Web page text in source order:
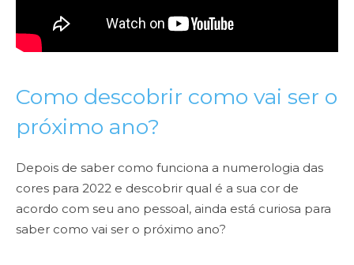
Como descobrir como vai ser o
próximo ano?
Depois de saber como funciona a numerologia das
cores para 2022 e descobrir qual é a sua cor de
acordo com seu ano pessoal, ainda está curiosa para
saber como vai ser o próximo ano?